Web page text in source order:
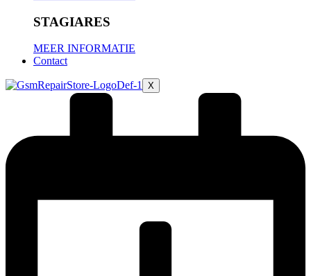
STAGIARES
MEER INFORMATIE
Contact
X